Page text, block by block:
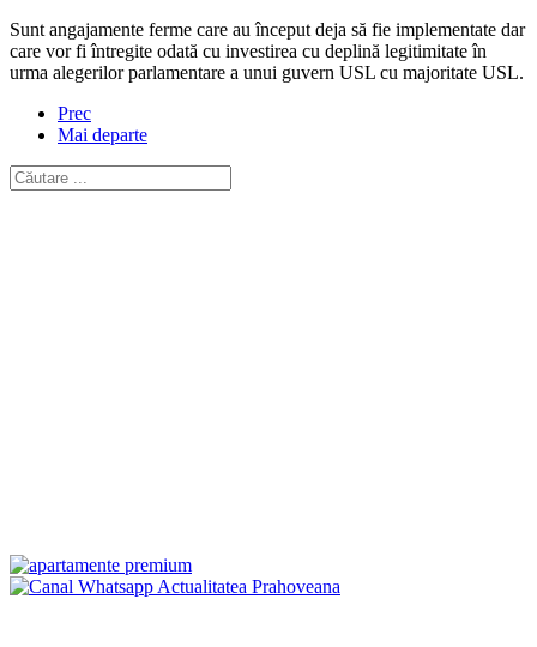
Sunt angajamente ferme care au început deja să fie implementate dar
care vor fi întregite odată cu investirea cu deplină legitimitate în
urma alegerilor parlamentare a unui guvern USL cu majoritate USL.
Prec
Mai departe